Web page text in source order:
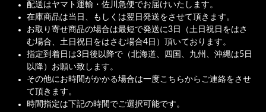
配送はヤマト運輸・佐川急便でお届けいたします。
在庫商品は当日、もしくは翌日発送をさせて頂きます。
お取り寄せ商品の場合は最短で発送に3日（土日祝日をはさ
む場合、土日祝日をはさむ場合4日）頂いております。
指定到着日は3日後以降で（北海道、四国、九州、沖縄は5日
以降）お願い致します。
その他にお時間がかかる場合は一度こちらからご連絡をさせ
て頂きます。
時間指定は下記の時間でご選択可能です。